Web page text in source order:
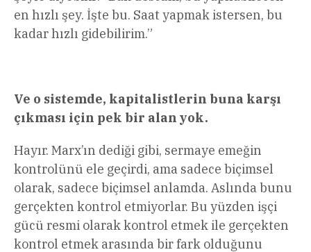
en hızlı şey. İşte bu. Saat yapmak istersen, bu
kadar hızlı gidebilirim.”
Ve o sistemde, kapitalistlerin buna karşı
çıkması için pek bir alan yok.
Hayır. Marx’ın dediği gibi, sermaye emeğin
kontrolünü ele geçirdi, ama sadece biçimsel
olarak, sadece biçimsel anlamda. Aslında bunu
gerçekten kontrol etmiyorlar. Bu yüzden işçi
gücü resmi olarak kontrol etmek ile gerçekten
kontrol etmek arasında bir fark olduğunu